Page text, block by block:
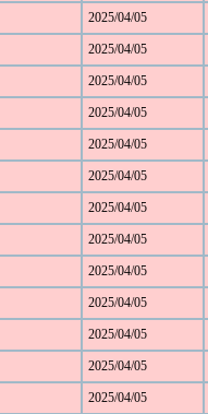
2025/04/05
2025/04/05
2025/04/05
2025/04/05
2025/04/05
2025/04/05
2025/04/05
2025/04/05
2025/04/05
2025/04/05
2025/04/05
2025/04/05
2025/04/05